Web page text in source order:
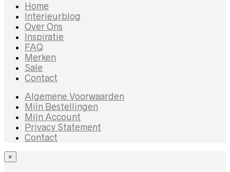
Home
Interieurblog
Over Ons
Inspiratie
FAQ
Merken
Sale
Contact
Algemene Voorwaarden
Mijn Bestellingen
Mijn Account
Privacy Statement
Contact
×